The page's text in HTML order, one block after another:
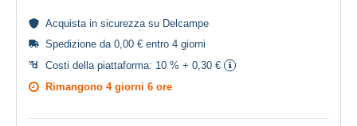
Acquista in sicurezza su Delcampe
Spedizione da 0,00 € entro 4 giorni
Costi della piattaforma: 10 % + 0,30 €
Rimangono 4 giorni 6 ore